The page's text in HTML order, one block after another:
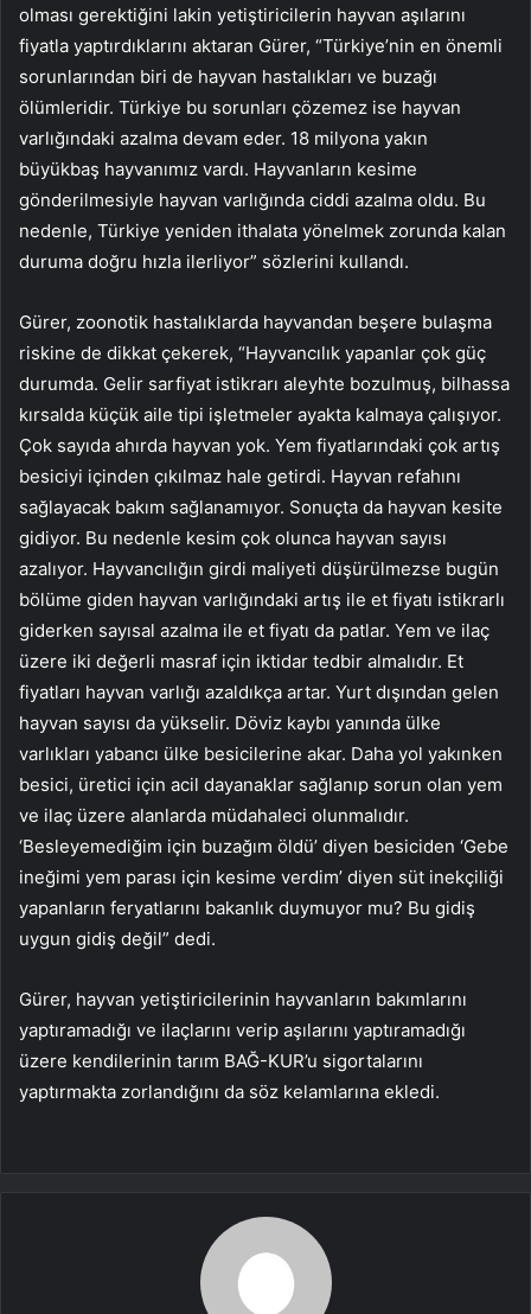
olması gerektiğini lakin yetiştiricilerin hayvan aşılarını
fiyatla yaptırdıklarını aktaran Gürer, “Türkiye’nin en önemli
sorunlarından biri de hayvan hastalıkları ve buzağı
ölümleridir. Türkiye bu sorunları çözemez ise hayvan
varlığındaki azalma devam eder. 18 milyona yakın
büyükbaş hayvanımız vardı. Hayvanların kesime
gönderilmesiyle hayvan varlığında ciddi azalma oldu. Bu
nedenle, Türkiye yeniden ithalata yönelmek zorunda kalan
duruma doğru hızla ilerliyor” sözlerini kullandı.
Gürer, zoonotik hastalıklarda hayvandan beşere bulaşma
riskine de dikkat çekerek, “Hayvancılık yapanlar çok güç
durumda. Gelir sarfiyat istikrarı aleyhte bozulmuş, bilhassa
kırsalda küçük aile tipi işletmeler ayakta kalmaya çalışıyor.
Çok sayıda ahırda hayvan yok. Yem fiyatlarındaki çok artış
besiciyi içinden çıkılmaz hale getirdi. Hayvan refahını
sağlayacak bakım sağlanamıyor. Sonuçta da hayvan kesite
gidiyor. Bu nedenle kesim çok olunca hayvan sayısı
azalıyor. Hayvancılığın girdi maliyeti düşürülmezse bugün
bölüme giden hayvan varlığındaki artış ile et fiyatı istikrarlı
giderken sayısal azalma ile et fiyatı da patlar. Yem ve ilaç
üzere iki değerli masraf için iktidar tedbir almalıdır. Et
fiyatları hayvan varlığı azaldıkça artar. Yurt dışından gelen
hayvan sayısı da yükselir. Döviz kaybı yanında ülke
varlıkları yabancı ülke besicilerine akar. Daha yol yakınken
besici, üretici için acil dayanaklar sağlanıp sorun olan yem
ve ilaç üzere alanlarda müdahaleci olunmalıdır.
‘Besleyemediğim için buzağım öldü’ diyen besiciden ‘Gebe
ineğimi yem parası için kesime verdim’ diyen süt inekçiliği
yapanların feryatlarını bakanlık duymuyor mu? Bu gidiş
uygun gidiş değil” dedi.
Gürer, hayvan yetiştiricilerinin hayvanların bakımlarını
yaptıramadığı ve ilaçlarını verip aşılarını yaptıramadığı
üzere kendilerinin tarım BAĞ-KUR’u sigortalarını
yaptırmakta zorlandığını da söz kelamlarına ekledi.